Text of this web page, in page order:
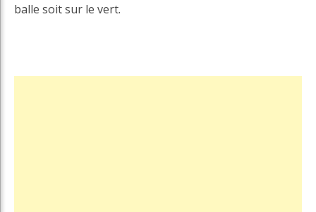
balle soit sur le vert.